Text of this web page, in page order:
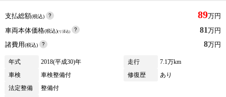
支払総額(税込) 89万円
車両本体価格(税込)(リ済込) 81万円
諸費用(税込) 8万円
年式 2018(平成30)年 走行
7.1万km
車検
車検整備付 修復歴
あり
法定整備
整備付